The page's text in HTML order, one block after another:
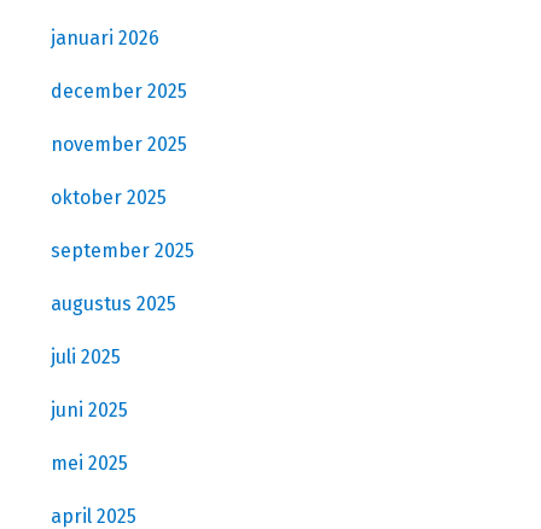
januari 2026
december 2025
november 2025
oktober 2025
september 2025
augustus 2025
juli 2025
juni 2025
mei 2025
april 2025